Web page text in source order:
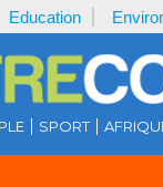
Education
SPORT